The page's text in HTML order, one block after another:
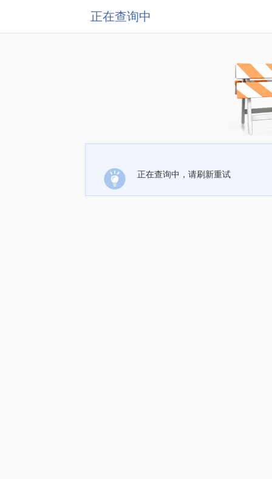
正在查询中
正在查询中，请刷新重试